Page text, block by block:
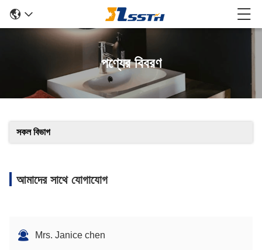
পণ্যের বিবরণ
সকল বিভাগ
আমাদের সাথে যোগাযোগ
Mrs. Janice chen